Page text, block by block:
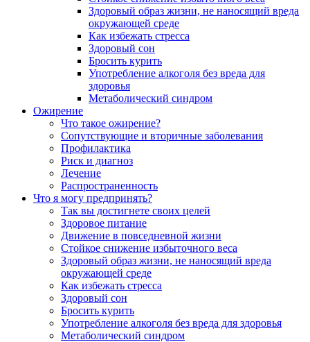
Здоровый образ жизни, не наносящий вреда
окружающей среде
Как избежать стресса
Здоровый сон
Бросить курить
Употребление алкоголя без вреда для
здоровья
Метаболический синдром
Ожирение
Что такое ожирение?
Сопутствующие и вторичные заболевания
Профилактика
Риск и диагноз
Лечение
Распространенность
Что я могу предпринять?
Так вы достигнете своих целей
Здоровое питание
Движение в повседневной жизни
Стойкое снижение избыточного веса
Здоровый образ жизни, не наносящий вреда
окружающей среде
Как избежать стресса
Здоровый сон
Бросить курить
Употребление алкоголя без вреда для здоровья
Метаболический синдром